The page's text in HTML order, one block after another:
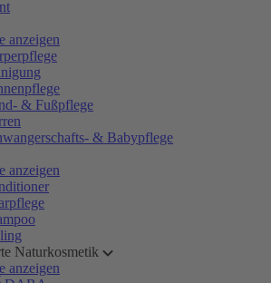
anzeigen
& Fußpflege
& Babypflege
anzeigen
Naturkosmetik
anzeigen